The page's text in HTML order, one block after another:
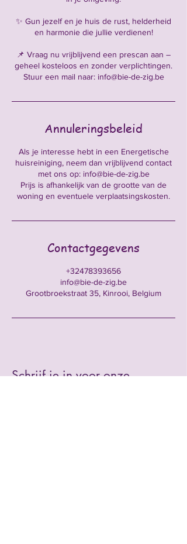
✨ Gun jezelf en je huis de rust, helderheid
en harmonie die jullie verdienen!
📌 Vraag nu vrijblijvend een prescan aan –
geheel kosteloos en zonder verplichtingen.
Stuur een mail naar: info@bie-de-zig.be
Annuleringsbeleid
Als je interesse hebt in een Energetische
huisreiniging, neem dan vrijblijvend contact
met ons op: info@bie-de-zig.be
Prijs is afhankelijk van de grootte van de
Contactgegevens
+32478393656
info@bie-de-zig.be
Grootbroekstraat 35, Kinrooi, Belgium
Schrijf je in voor onze